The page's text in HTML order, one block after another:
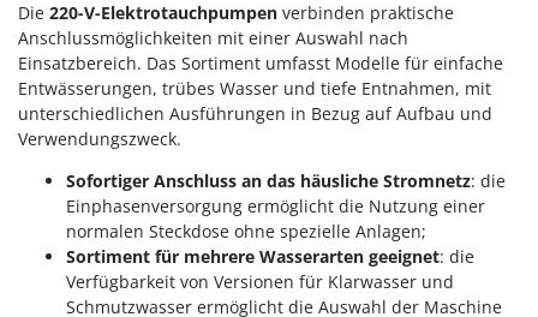
Die 220-V-Elektrotauchpumpen verbinden praktische
Anschlussmöglichkeiten mit einer Auswahl nach
Einsatzbereich. Das Sortiment umfasst Modelle für einfache
Entwässerungen, trübes Wasser und tiefe Entnahmen, mit
unterschiedlichen Ausführungen in Bezug auf Aufbau und
Verwendungszweck.
Sofortiger Anschluss an das häusliche Stromnetz: die
Einphasenversorgung ermöglicht die Nutzung einer
normalen Steckdose ohne spezielle Anlagen;
Sortiment für mehrere Wasserarten geeignet: die
Verfügbarkeit von Versionen für Klarwasser und
Schmutzwasser ermöglicht die Auswahl der Maschine